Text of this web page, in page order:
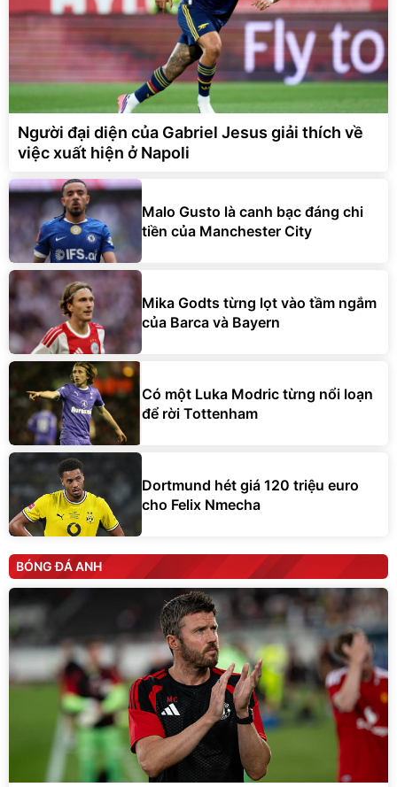
Người đại diện của Gabriel Jesus giải thích về
việc xuất hiện ở Napoli
Malo Gusto là canh bạc đáng chi
tiền của Manchester City
Mika Godts từng lọt vào tầm ngắm
của Barca và Bayern
Có một Luka Modric từng nổi loạn
để rời Tottenham
Dortmund hét giá 120 triệu euro
cho Felix Nmecha
BÓNG ĐÁ ANH